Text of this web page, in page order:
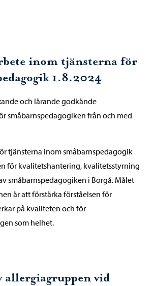
inom tjänsterna för
1.8.2024
och lärande godkände
småbarnspedagogiken från och med
tjänsterna inom småbarnspedagogik
för kvalitetshantering, kvalitetsstyrning
småbarnspedagogiken i Borgå. Målet
är att förstärka förståelsen för
på kvaliteten och för
som helhet.
allergiagruppen vid